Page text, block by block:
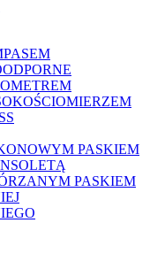
PASKIEM
PASKIEM